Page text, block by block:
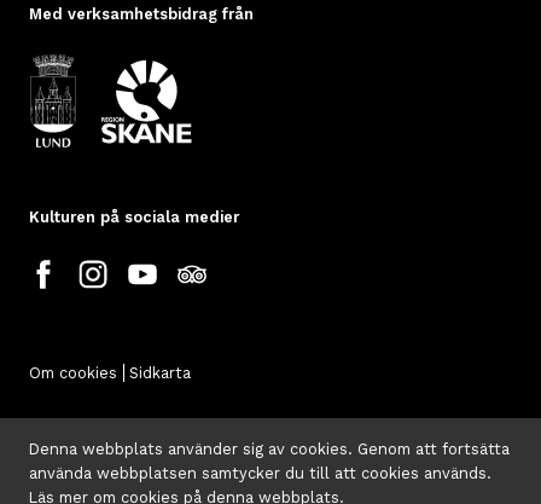
Denna webbplats använder sig av cookies. Genom att fortsätta
använda webbplatsen samtycker du till att cookies används.
Läs mer om cookies på denna webbplats.
Med verksamhetsbidrag från
Kulturen på sociala medier
Om cookies Sidkarta